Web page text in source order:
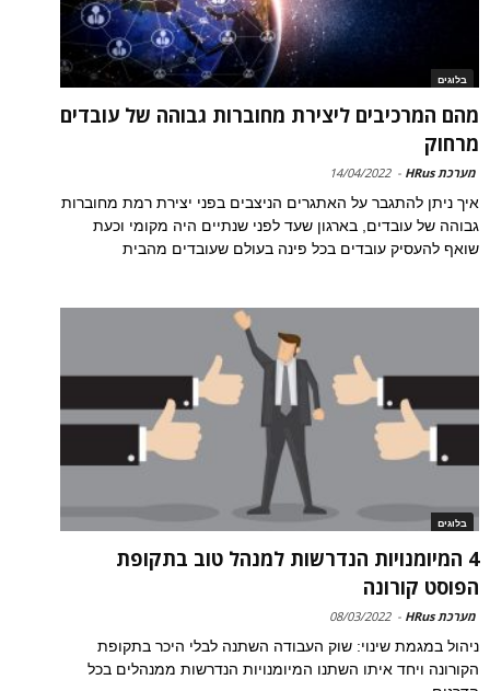
בלוגים
מהם המרכיבים ליצירת מחוברות גבוהה של עובדים
מרחוק
מערכת HRus -
14/04/2022
איך ניתן להתגבר על האתגרים הניצבים בפני יצירת רמת מחוברות
גבוהה של עובדים, בארגון שעד לפני שנתיים היה מקומי וכעת
שואף להעסיק עובדים בכל פינה בעולם שעובדים מהבית
בלוגים
4 המיומנויות הנדרשות למנהל טוב בתקופת
הפוסט קורונה
מערכת HRus -
08/03/2022
ניהול במגמת שינוי: שוק העבודה השתנה לבלי היכר בתקופת
הקורונה ויחד איתו השתנו המיומנויות הנדרשות ממנהלים בכל